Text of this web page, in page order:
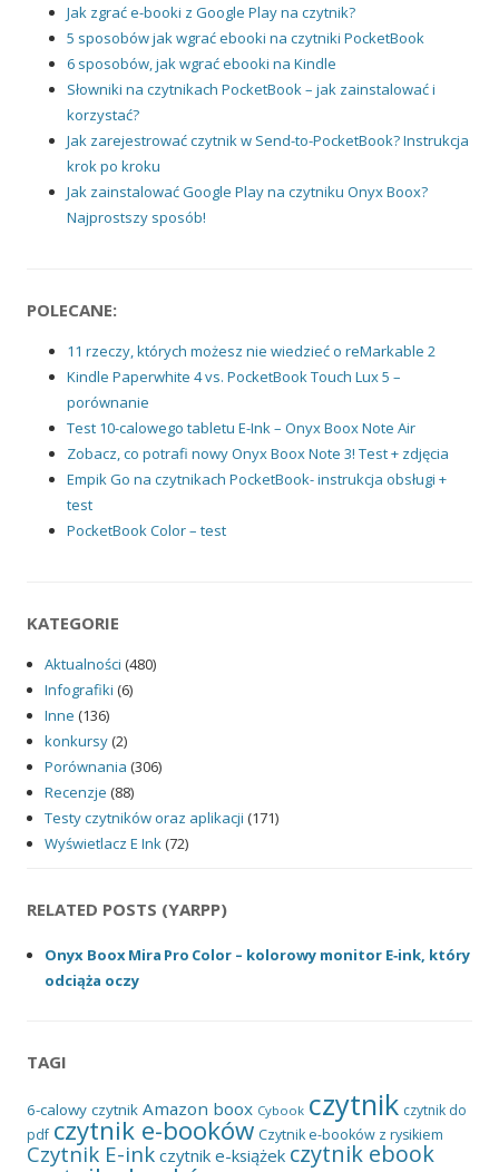
Jak zgrać e-booki z Google Play na czytnik?
5 sposobów jak wgrać ebooki na czytniki PocketBook
6 sposobów, jak wgrać ebooki na Kindle
Słowniki na czytnikach PocketBook – jak zainstalować i
korzystać?
Jak zarejestrować czytnik w Send-to-PocketBook? Instrukcja
krok po kroku
Jak zainstalować Google Play na czytniku Onyx Boox?
Najprostszy sposób!
POLECANE:
11 rzeczy, których możesz nie wiedzieć o reMarkable 2
Kindle Paperwhite 4 vs. PocketBook Touch Lux 5 –
porównanie
Test 10-calowego tabletu E-Ink – Onyx Boox Note Air
Zobacz, co potrafi nowy Onyx Boox Note 3! Test + zdjęcia
Empik Go na czytnikach PocketBook- instrukcja obsługi +
test
PocketBook Color – test
KATEGORIE
Aktualności (480)
Infografiki (6)
Inne (136)
konkursy(2)
Porównania (306)
Recenzje (88)
Testy czytników oraz aplikacji (171)
Wyświetlacz E Ink(72)
RELATED POSTS (YARPP)
Onyx Boox Mira Pro Color – kolorowy monitor E‑ink, który
odciąża oczy
TAGI
6-calowy czytnik Amazon boox Cybook czytnik czytnik do
pdf czytnik e-booków Czytnik e-booków z rysikiem
Czytnik E-ink czytnik e-książek czytnik ebook